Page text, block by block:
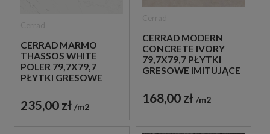
CERRAD MARMO
THASSOS WHITE
POLER 79,7X79,7
PŁYTKI GRESOWE
235,00 zł m2
CERRAD MODERN
CONCRETE IVORY
79,7X79,7 PŁYTKI
GRESOWE IMITUJĄCE
168,00 zł m2